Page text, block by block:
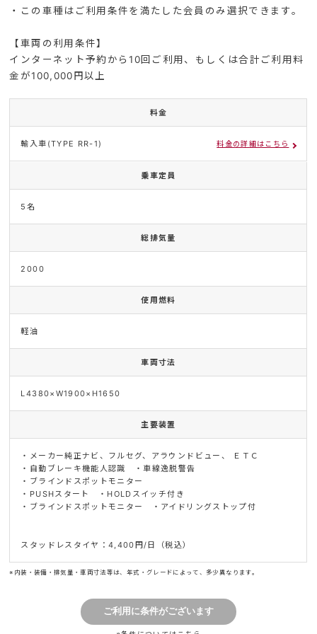
・この車種はご利用条件を満たした会員のみ選択できます。
【車両の利用条件】
インターネット予約から10回ご利用、もしくは合計ご利用料
金が100,000円以上
料金
輸入車(TYPE RR-1) 料金の詳細はこちら
乗車定員
5名
総排気量
2000
使用燃料
軽油
車両寸法
L4380×W1900×H1650
主要装置
・メーカー純正ナビ、フルセグ、アラウンドビュー、 ＥＴＣ
・自動ブレーキ機能人認識 ・車線逸脱警告
・ブラインドスポットモニター
・PUSHスタート ・HOLDスイッチ付き
・ブラインドスポットモニター ・アイドリングストップ付
スタッドレスタイヤ：4,400円/日（税込）
※内装・装備・排気量・車両寸法等は、年式・グレードによって、多少異なります。